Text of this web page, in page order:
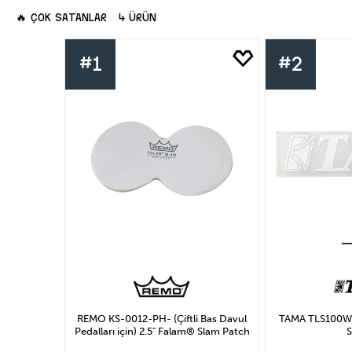
Kırmızı
🔥 ÇOK SATANLAR 4 ÜRÜN
#1
REMO KS-0012-PH- (Çiftli Bas Davul
Pedalları için) 2.5" Falam® Slam Patch
#2
TAMA